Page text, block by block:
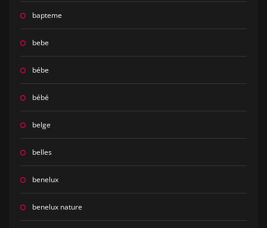
bapteme
bebe
bébe
bébé
belge
belles
benelux
benelux nature